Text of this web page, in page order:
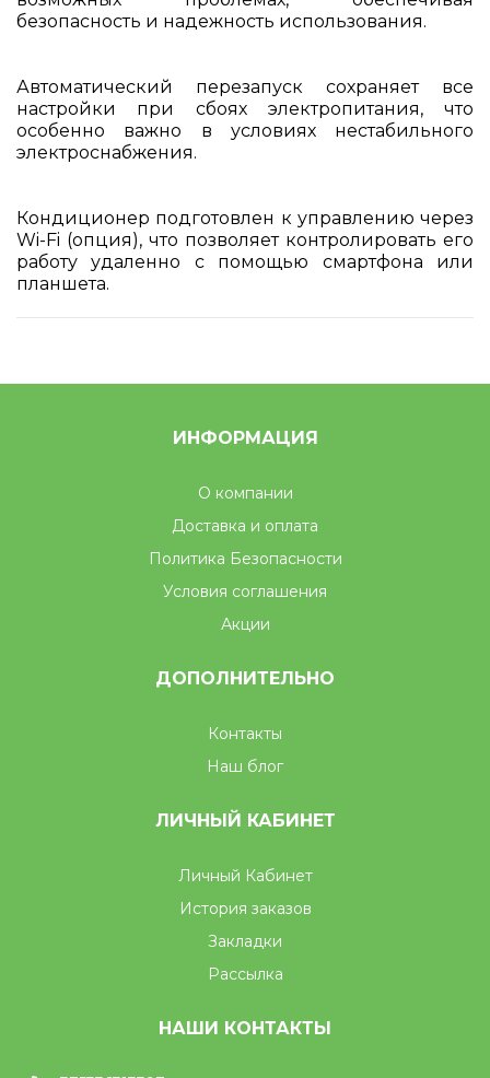
безопасность и надежность использования.
Автоматический перезапуск сохраняет все
настройки при сбоях электропитания, что
особенно важно в условиях нестабильного
электроснабжения.
Кондиционер подготовлен к управлению через
Wi-Fi (опция), что позволяет контролировать его
работу удаленно с помощью смартфона или
планшета.
ИНФОРМАЦИЯ
О компании
Доставка и оплата
Политика Безопасности
Условия соглашения
Акции
ДОПОЛНИТЕЛЬНО
Контакты
Наш блог
ЛИЧНЫЙ КАБИНЕТ
Личный Кабинет
История заказов
Закладки
Рассылка
НАШИ КОНТАКТЫ